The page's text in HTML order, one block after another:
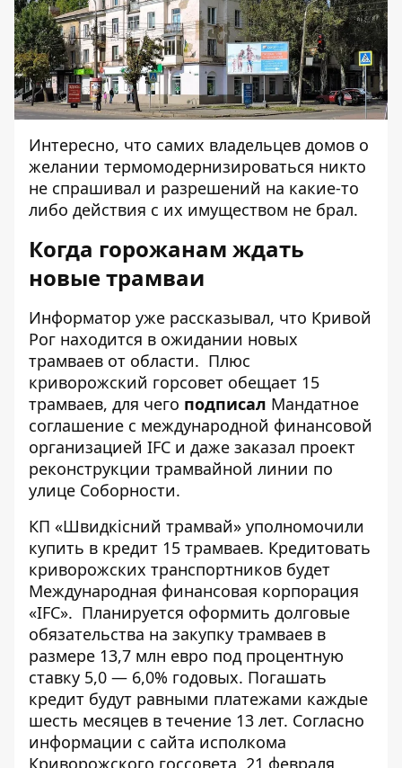
Интересно, что самих владельцев домов о
желании термомодернизироваться никто
не спрашивал и разрешений на какие-то
либо действия с их имуществом не брал.
Когда горожанам ждать
новые трамваи
Информатор уже рассказывал, что Кривой
Рог находится в ожидании новых
трамваев от области. Плюс
криворожский горсовет обещает 15
трамваев, для чего подписал Мандатное
соглашение с международной финансовой
организацией IFC и даже заказал проект
реконструкции трамвайной линии по
улице Соборности.
КП «Швидкісний трамвай» уполномочили
купить в кредит 15 трамваев. Кредитовать
криворожских транспортников будет
Международная финансовая корпорация
«IFC». Планируется оформить долговые
обязательства на закупку трамваев в
размере 13,7 млн евро под процентную
ставку 5,0 — 6,0% годовых. Погашать
кредит будут равными платежами каждые
шесть месяцев в течение 13 лет. Согласно
информации с сайта исполкома
Криворожского госсовета, 21 февраля